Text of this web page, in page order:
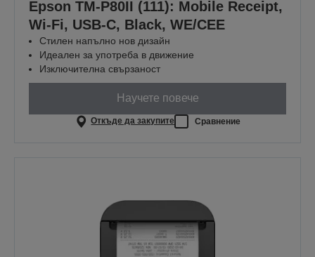
Epson TM-P80II (111): Mobile Receipt,
Wi-Fi, USB-C, Black, WE/CEE
Стилен напълно нов дизайн
Идеален за употреба в движение
Изключителна свързаност
Научете повече
Откъде да закупите Сравнение